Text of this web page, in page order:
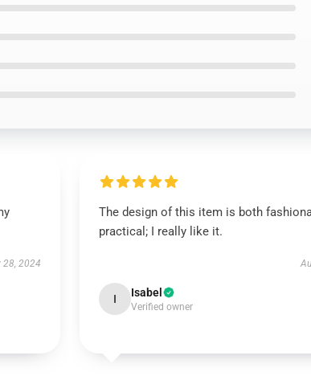
28, 2024
The design of this item is both
practical; I really like it.
I Isabel
Verified owner